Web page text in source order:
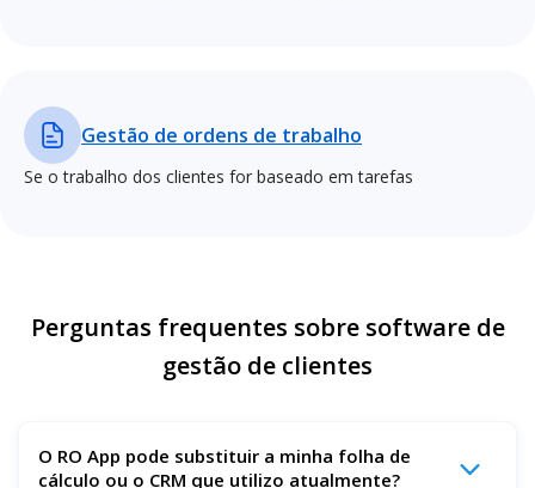
Gestão de ordens de trabalho
Se o trabalho dos clientes for baseado em tarefas
Perguntas frequentes sobre software de
gestão de clientes
O RO App pode substituir a minha folha de
cálculo ou o CRM que utilizo atualmente?